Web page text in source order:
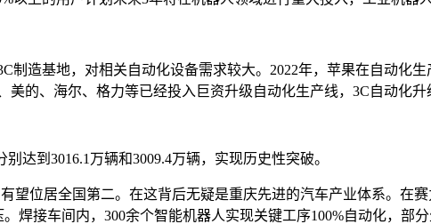
造基地，对相关自动化设备需求较大。2022年，苹果在自动化
的、海尔、格力等已经投入巨资升级自动化生产线，3C自动化升
达到3016.1万辆和3009.4万辆，实现历史性突破。
望位居全国第二。在这背后无疑是重庆先进的汽车产业体系。在
焊接车间内，300余个智能机器人实现关键工序100%自动化，部